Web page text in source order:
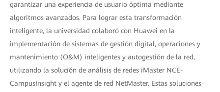
garantizar una experiencia de usuario óptima mediante
algoritmos avanzados. Para lograr esta transformación
inteligente, la universidad colaboró ​​con Huawei en la
implementación de sistemas de gestión digital, operaciones y
mantenimiento (O&M) inteligentes y autogestión de la red,
utilizando la solución de análisis de redes iMaster NCE-
CampusInsight y el agente de red NetMaster. Estas soluciones